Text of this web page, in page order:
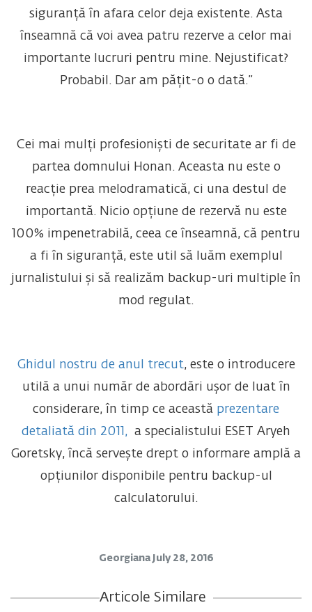
siguranță în afara celor deja existente. Asta
înseamnă că voi avea patru rezerve a celor mai
importante lucruri pentru mine. Nejustificat?
Probabil. Dar am pățit-o o dată.”
Cei mai mulți profesioniști de securitate ar fi de
partea domnului Honan. Aceasta nu este o
reacție prea melodramatică, ci una destul de
importantă. Nicio opțiune de rezervă nu este
100% impenetrabilă, ceea ce înseamnă, că pentru
a fi în siguranță, este util să luăm exemplul
jurnalistului și să realizăm backup-uri multiple în
mod regulat.
Ghidul nostru de anul trecut, este o introducere
utilă a unui număr de abordări ușor de luat în
considerare, în timp ce această prezentare
detaliată din 2011, a specialistului ESET Aryeh
Goretsky, încă servește drept o informare amplă a
opțiunilor disponibile pentru backup-ul
calculatorului.
Georgiana July 28, 2016
Articole Similare